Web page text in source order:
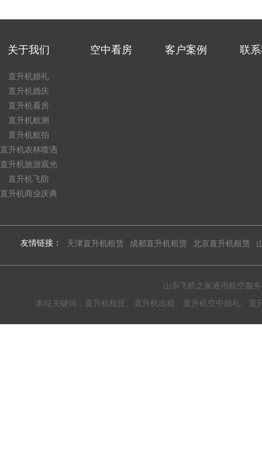
关于我们
直升机婚礼
直升机婚庆
直升机看房
直升机航测
直升机航拍
直升机农林喷洒
直升机旅游观光
直升机飞防
直升机商业庆典
空中看房 客户案例 联
友情链接： 天津直升机租赁 成都直升机租赁 北京直升机租赁
山东飞机之家通用航空服
本站关键词：直升机租赁、直升机出租、直升机空中婚礼、